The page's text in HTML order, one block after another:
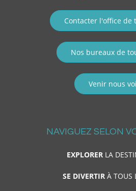
Contacter l'office de
Nos bureaux de
Venir nous
NAVIGUEZ SELON
EXPLORERLA
SE DIVERTIRÀ TOUS